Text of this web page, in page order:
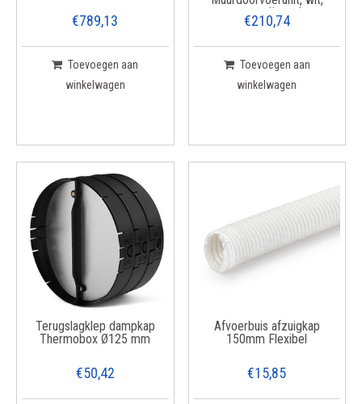
€789,13
Toevoegen aan
winkelwagen
roestvrij staal
€210,74
Toevoegen aan
winkelwagen
Terugslagklep dampkap
Thermobox Ø125 mm
€50,42
Afvoerbuis afzuigkap
150mm Flexibel
€15,85